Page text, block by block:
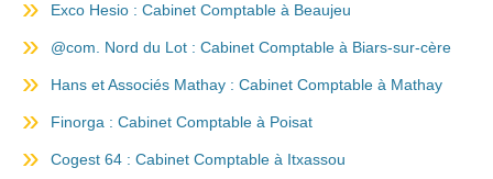
Exco Hesio : Cabinet Comptable à Beaujeu
@com. Nord du Lot : Cabinet Comptable à Biars-sur-cère
Hans et Associés Mathay : Cabinet Comptable à Mathay
Finorga : Cabinet Comptable à Poisat
Cogest 64 : Cabinet Comptable à Itxassou